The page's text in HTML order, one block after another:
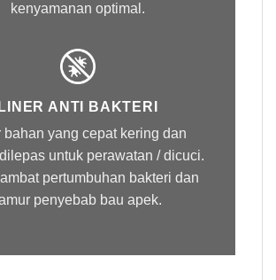
kenyamanan optimal.
LINER ANTI BAKTERI
bahan yang cepat kering dan
untuk perawatan / dicuci.
pertumbuhan bakteri dan
penyebab bau apek.